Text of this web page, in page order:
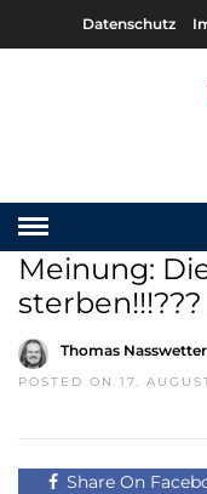
Datenschutz
Meinung:
sterben!!!???
Thomas Nasswetter
POSTED ON 17.
Share On